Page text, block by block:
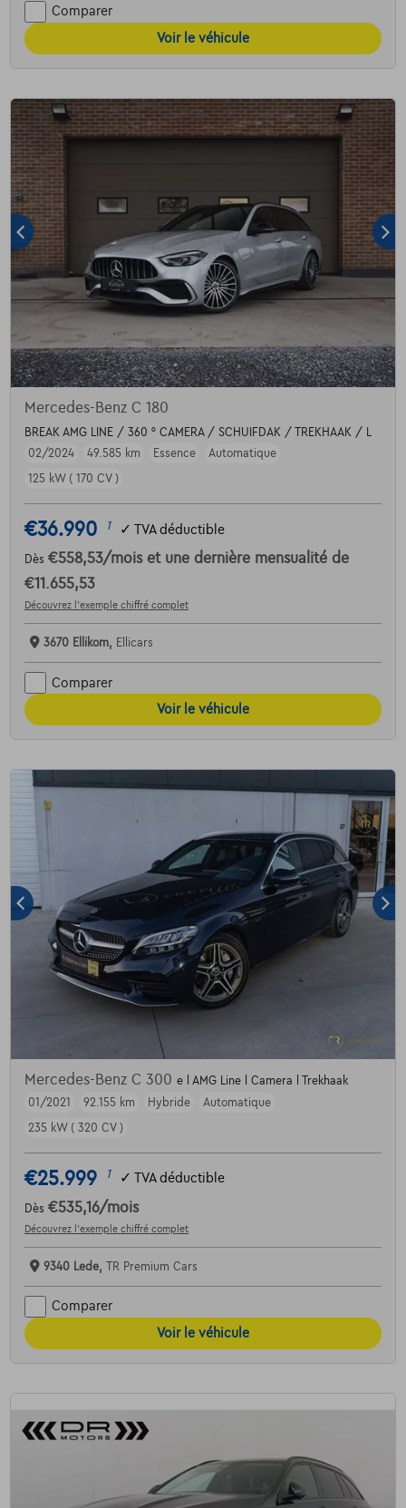
Comparer
Voir le véhicule
Mercedes-Benz C 180
BREAK AMG LINE / 360 ° CAMERA / SCHUIFDAK / TREKHAAK / L
02/2024
49.585 km Essence
Automatique
125 kW ( 170 CV )
€36.990 1 ✓ TVA déductible
Dès €558,53/mois et une dernière mensualité de
€11.655,53
Découvrez l’exemple chiffré complet
3670 Ellikom, Ellicars
Comparer
Voir le véhicule
Mercedes-Benz C 300 e l AMG Line l Camera l Trekhaak
01/2021
92.155 km Hybride
Automatique
235 kW ( 320 CV )
€25.999 1 ✓ TVA déductible
Dès €535,16/mois
Découvrez l’exemple chiffré complet
9340 Lede, TR Premium Cars
Comparer
Voir le véhicule